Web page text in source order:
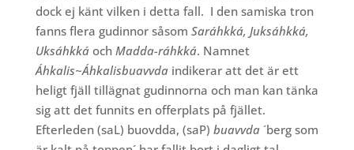
dock ej känt vilken i detta fall. I den samiska tron
fanns flera gudinnor såsom Saráhkká, Juksáhkká,
Uksáhkkáoch Madda-ráhkká. Namnet
Áhkalis~Áhkalisbuavvdaindikerar att det är ett
heligt fjäll tillägnat gudinnorna och man kan tänka
sig att det funnits en offerplats på fjället.
Efterleden (saL) buovdda, (saP) buavvda´berg som